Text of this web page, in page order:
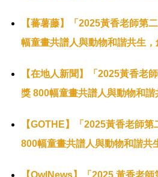
【蕃薯藤】「2025黃香老師第
幅童畫共譜人與動物和諧共生
【在地人新聞】「2025黃香老
獎 800幅童畫共譜人與動物和
【GOTHE】「2025黃香老師
800幅童畫共譜人與動物和諧共
【OwlNews】「2025 黃香老